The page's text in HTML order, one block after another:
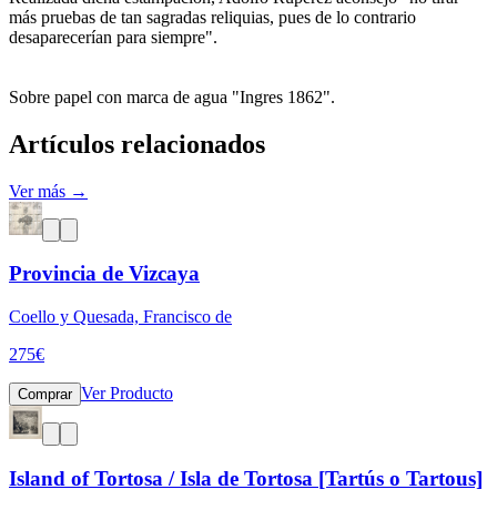
más pruebas de tan sagradas reliquias, pues de lo contrario
desaparecerían para siempre".
Sobre papel con marca de agua "Ingres 1862".
Artículos relacionados
Ver más →
Provincia de Vizcaya
Coello y Quesada, Francisco de
275€
Comprar Ver Producto
Island of Tortosa / Isla de Tortosa [Tartús o Tartous]